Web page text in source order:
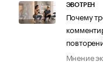
ЭВОТРЕН
Почему
Мнение